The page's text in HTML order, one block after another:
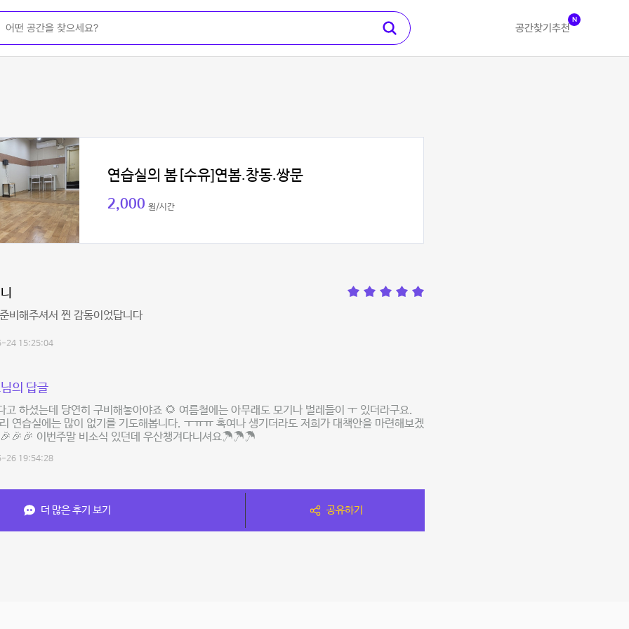
공간찾기 추천
N
연습실의 봄[수유]연봄.창동.쌍문
2,000 원/시간
비해주셔서 찐 감동이었답니다
24 15:25:04
의 답글
고 하셨는데 당연히 구비해놓아야죠 🌻 여름철에는 아무래도 모기나 벌레들이 ㅜ 있더라구요.
연습실에는 많이 없기를 기도해봅니다. ㅜㅠㅠ 혹여나 생기더라도 저희가 대책안을 마련해보겠
이번주말 비소식 있던데 우산챙겨다니셔요☂☂☂
26 19:54:28
더 많은 후기 보기 공유하기